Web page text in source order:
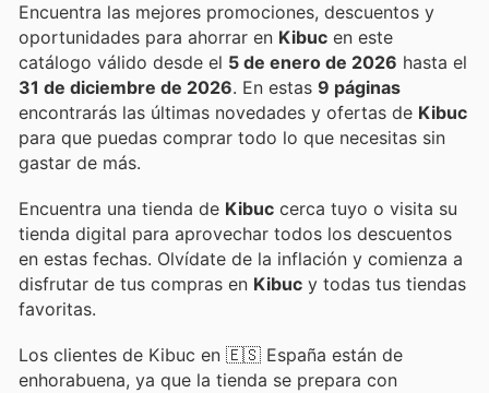
Encuentra las mejores promociones, descuentos y
oportunidades para ahorrar en Kibuc en este
catálogo válido desde el 5 de enero de 2026 hasta el
31 de diciembre de 2026 . En estas 9 páginas
encontrarás las últimas novedades y ofertas de Kibuc
para que puedas comprar todo lo que necesitas sin
gastar de más.
Encuentra una tienda de Kibuc cerca tuyo o visita su
tienda digital para aprovechar todos los descuentos
en estas fechas. Olvídate de la inflación y comienza a
disfrutar de tus compras en Kibuc y todas tus tiendas
favoritas.
Los clientes de Kibuc en 🇪🇸 España están de
enhorabuena, ya que la tienda se prepara con